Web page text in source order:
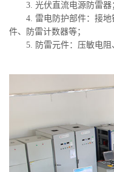
3. 光伏直流电源防雷器
4. 雷电防护部件：接
件、防雷计数器等；
5. 防雷元件：压敏电阻